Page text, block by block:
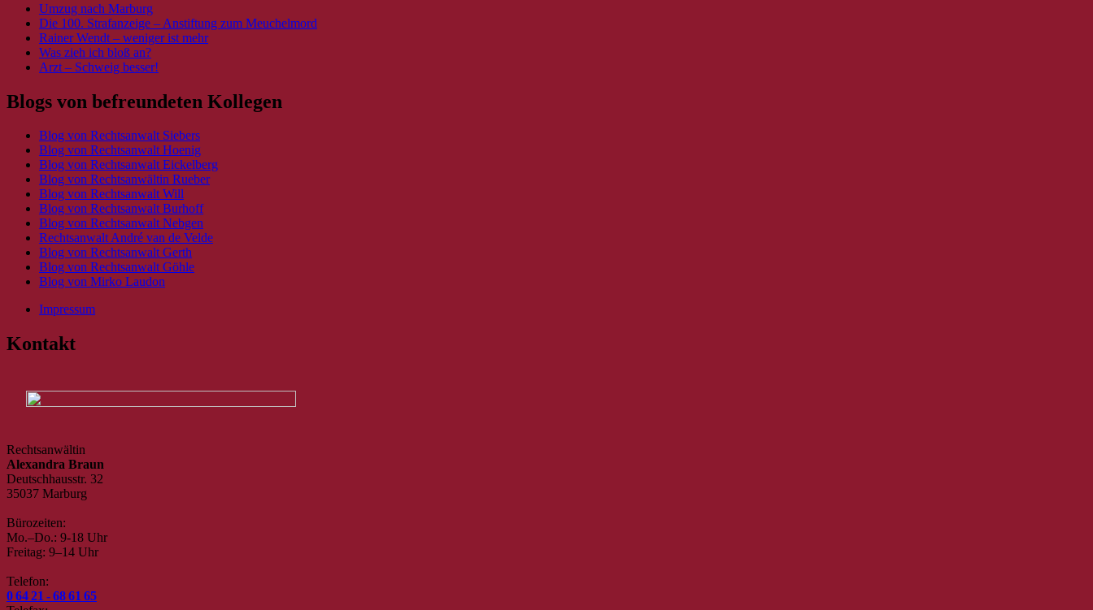
Umzug nach Marburg
Die 100. Strafanzeige – Anstiftung zum Meuchelmord
Rainer Wendt – weniger ist mehr
Was zieh ich bloß an?
Arzt – Schweig besser!
Blogs von befreundeten Kollegen
Blog von Rechtsanwalt Siebers
Blog von Rechtsanwalt Hoenig
Blog von Rechtsanwalt Eickelberg
Blog von Rechtsanwältin Rueber
Blog von Rechtsanwalt Will
Blog von Rechtsanwalt Burhoff
Blog von Rechtsanwalt Nebgen
Rechtsanwalt André van de Velde
Blog von Rechtsanwalt Gerth
Blog von Rechtsanwalt Göhle
Blog von Mirko Laudon
Impressum
Kontakt
Rechtsanwältin
Alexandra Braun
Deutschhausstr. 32
35037 Marburg
Bürozeiten:
Mo.–Do.: 9-18 Uhr
Freitag: 9–14 Uhr
Telefon:
0 64 21 - 68 61 65